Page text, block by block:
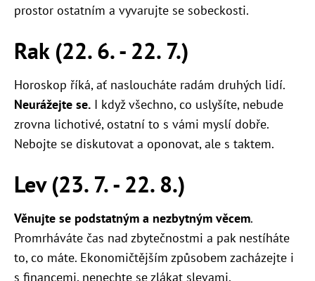
prostor ostatním a vyvarujte se sobeckosti.
Rak (22. 6. - 22. 7.)
Horoskop říká, ať nasloucháte radám druhých lidí.
Neurážejte se. I když všechno, co uslyšíte, nebude
zrovna lichotivé, ostatní to s vámi myslí dobře.
Nebojte se diskutovat a oponovat, ale s taktem.
Lev (23. 7. - 22. 8.)
Věnujte se podstatným a nezbytným věcem.
Promrháváte čas nad zbytečnostmi a pak nestíháte
to, co máte. Ekonomičtějším způsobem zacházejte i
s financemi, nenechte se zlákat slevami.